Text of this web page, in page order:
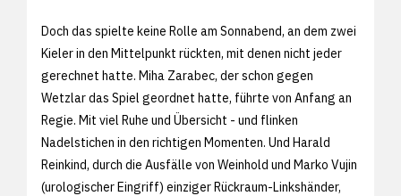
Doch das spielte keine Rolle am Sonnabend, an dem zwei
Kieler in den Mittelpunkt rückten, mit denen nicht jeder
gerechnet hatte. Miha Zarabec, der schon gegen
Wetzlar das Spiel geordnet hatte, führte von Anfang an
Regie. Mit viel Ruhe und Übersicht - und flinken
Nadelstichen in den richtigen Momenten. Und Harald
Reinkind, durch die Ausfälle von Weinhold und Marko Vujin
(urologischer Eingriff) einziger Rückraum-Linkshänder,